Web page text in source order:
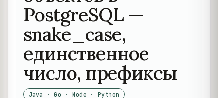
PostgreSQL —
snake_case,
единственное
число, префиксы
Java · Go · Node · Python